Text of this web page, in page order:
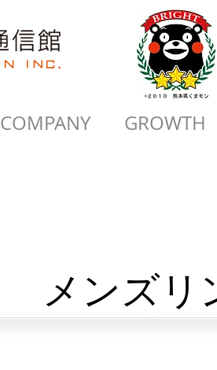
COMPANY GROWTH
メンズリ